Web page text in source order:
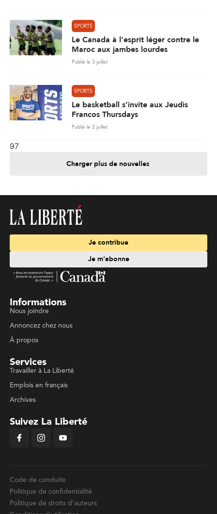
SPORTS
Le Canada à l’esprit léger contre le
Maroc aux jambes lourdes
Publié le 3 juillet
SPORTS
Le basketball s’invite aux Jeudis
Francos Thursdays
Publié le 2 juillet
97
Charger plus de nouvelles
Je contribue
Je m'abonne
Informations
Nous joindre
Annoncez chez nous
À propos
Services
Travailler à La Liberté
Emplois en français
Archives
Suivez La Liberté
Code de conduite
Politique de confidentialité
Politique de droits d'auteurs